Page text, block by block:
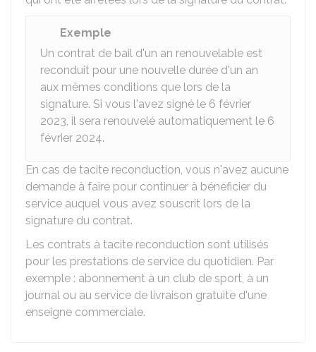
Exemple
Un contrat de bail d'un an renouvelable est
reconduit pour une nouvelle durée d'un an
aux mêmes conditions que lors de la
signature. Si vous l'avez signé le 6 février
2023, il sera renouvelé automatiquement le 6
février 2024.
En cas de tacite reconduction, vous n'avez aucune
demande à faire pour continuer à bénéficier du
service auquel vous avez souscrit lors de la
signature du contrat.
Les contrats à tacite reconduction sont utilisés
pour les prestations de service du quotidien. Par
exemple : abonnement à un club de sport, à un
journal ou au service de livraison gratuite d'une
enseigne commerciale.